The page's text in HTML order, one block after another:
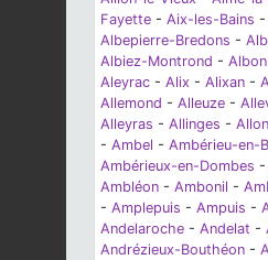
Fayette - Aix-les-Bains -
Albepierre-Bredons -
Albiez-Montrond - Albon
Aleyrac - Alix - Alixan -
Allemond - Alleuze -
Alleyras - Allinges -
- Ambel - Ambérieu-en-
Ambérieux-en-Dombes -
Ambléon - Ambonil -
- Amplepuis - Ampuis -
Andelaroche - Andelat -
Andrézieux-Bouthéon -